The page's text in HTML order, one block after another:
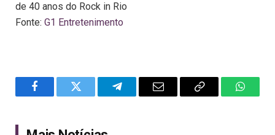
de 40 anos do Rock in Rio
Fonte: G1 Entretenimento
FacebookTwitter TelegramEmail
Copy